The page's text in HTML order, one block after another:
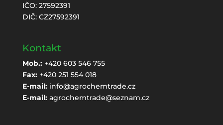
IČO: 27592391
DIČ: CZ27592391
Kontakt
Mob.:+420 603 546 755
Fax:+420 251 554 018
E-mail: info@agrochemtrade.cz
E-mail: agrochemtrade@seznam.cz